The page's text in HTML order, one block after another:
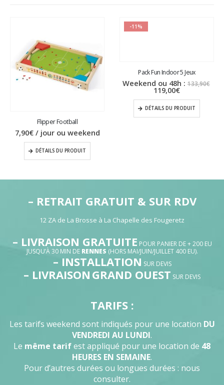
Flipper Football
7,90€/ jour ou weekend
DÉTAILS DU PRODUIT
-11%
– RETRAIT GRATUIT & SUR RDV
12 ZA de La Brosse à La Chapelle des Fougeretz
– LIVRAISON GRATUITE POUR PANIER DE + 200 EU
JUSQU’À 30 MIN DE RENNES (HORS MAI/JUIN/JUILLET 400 EU).
– INSTALLATION SUR DEVIS
– LIVRAISON GRAND OUEST SUR DEVIS
TARIFS :
Les tarifs weekend sont indiqués pour une location DU
VENDREDI AU LUNDI.
Le même tarifest appliqué pour une location de 48
HEURES EN SEMAINE.
Pour d’autres durées ou longues durées : nous
consulter.